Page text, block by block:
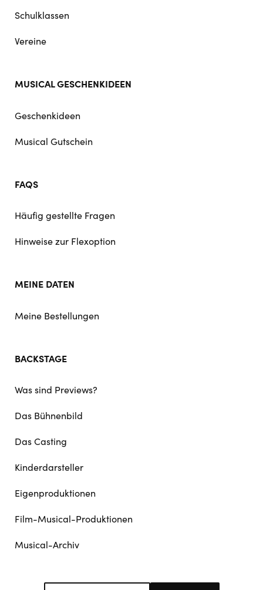
Schulklassen
Vereine
MUSICAL GESCHENKIDEEN
Geschenkideen
Musical Gutschein
FAQS
Häufig gestellte Fragen
Hinweise zur Flexoption
MEINE DATEN
Meine Bestellungen
BACKSTAGE
Was sind Previews?
Das Bühnenbild
Das Casting
Kinderdarsteller
Eigenproduktionen
Film-Musical-Produktionen
Musical-Archiv